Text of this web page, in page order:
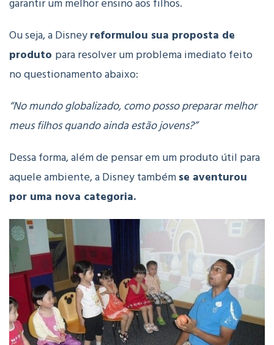
Ou seja, a Disneyreformulou sua proposta de
produto para resolver um problema imediato feito
no questionamento abaixo:
“No mundo globalizado, como posso preparar melhor
meus filhos quando ainda estão jovens?”
Dessa forma, além de pensar em um produto útil para
aquele ambiente, a Disney tambémse aventurou
por uma nova categoria.